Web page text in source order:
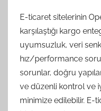
E-ticaret sitelerinin
karşılaştığı kargo
uyumsuzluk, veri
hız/performance
sorunlar, doğru
ve düzenli kontrol ve
minimize edilebilir. E-